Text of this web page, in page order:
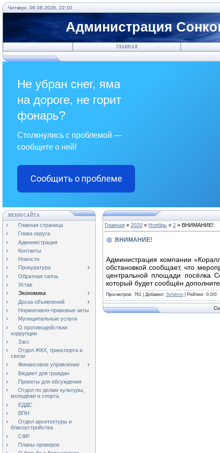
Четверг, 06.08.2026, 22:10
Администрация
ГЛАВНАЯ
Не убран снег, яма
на дороге, не горит
фонарь?
Столкнулись с проблемой —
сообщите о ней!
Сообщить о проблеме
МЕНЮ САЙТА
Главная страница
Глава округа
Администрация
Контакты
Новости
Прокуратура
Обратная связь
Устав
Экономика
Доска объявлений
Нормативно-правовые акты
Муниципальные услуги
О противодействии
коррупции
Загс
Отдел ЖКХ, транспорта и
связи
Финансовое управление
Бюджет для граждан
Проекты для обсуждения
Отдел по делам культуры,
молодёжи и спорта
ЕДДС
ВПН
Отдел архитектуры и
благоустройства
СФР
Планы проверок
Главная » 2020 » Ноябрь » 2 » ВНИМАНИЕ!
ВНИМАНИЕ!
Администрация компании
обстановкой сообщает, что
центральной площади посёлка
который будет сообщён
Просмотров: 761 | Добавил: StAdmin Рейтинг: 0.0/0